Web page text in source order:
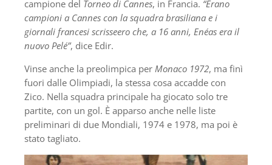
campione del Torneo di Cannes, in Francia. “Erano
campioni a Cannes con la squadra brasiliana e i
giornali francesi scrisseero che, a 16 anni, Enéas era il
nuovo Pelé”, dice Edir.
Vinse anche la preolimpica per Monaco 1972, ma finì
fuori dalle Olimpiadi, la stessa cosa accadde con
Zico. Nella squadra principale ha giocato solo tre
partite, con un gol. È apparso anche nelle liste
preliminari di due Mondiali, 1974 e 1978, ma poi è
stato tagliato.